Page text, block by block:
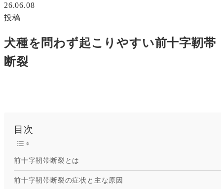
26.06.08
投稿
犬種を問わず起こりやすい前十字靭帯
断裂
目次
前十字靭帯断裂とは
前十字靭帯断裂の症状と主な原因